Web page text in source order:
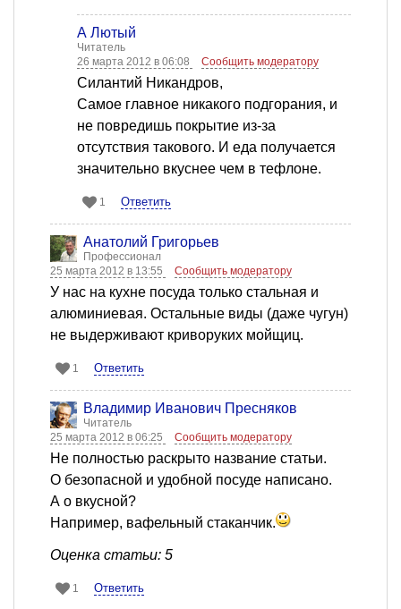
А Лютый
Читатель
26 марта 2012 в 06:08
Сообщить модератору
Силантий Никандров,
Самое главное никакого подгорания, и
не повредишь покрытие из-за
отсутствия такового. И еда получается
значительно вкуснее чем в тефлоне.
1 Ответить
Анатолий Григорьев
Профессионал
25 марта 2012 в 13:55
Сообщить модератору
У нас на кухне посуда только стальная и
алюминиевая. Остальные виды (даже чугун)
не выдерживают криворуких мойщиц.
1 Ответить
Владимир Иванович Пресняков
Читатель
25 марта 2012 в 06:25
Сообщить модератору
Не полностью раскрыто название статьи.
О безопасной и удобной посуде написано.
А о вкусной?
Например, вафельный стаканчик.
Оценка статьи: 5
1 Ответить